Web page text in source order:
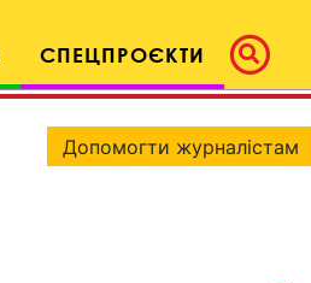
СПЕЦПРОЄКТИ
Допомогти журналістам